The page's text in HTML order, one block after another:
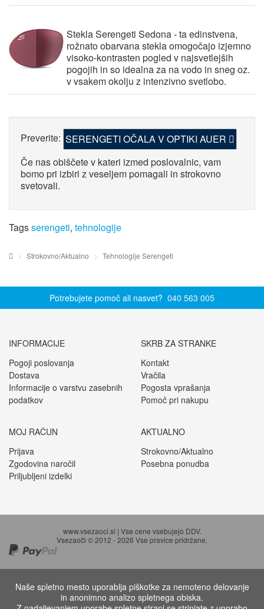
Stekla Serengeti Sedona- ta edinstvena,
rožnato obarvana stekla omogočajo izjemno
visoko-kontrasten pogled v najsvetlejših
pogojih in so idealna za na vodo in sneg oz.
v vsakem okolju z intenzivno svetlobo.
Preverite: SERENGETI OČALA V OPTIKI AUER
Če nas obiščete v kateri izmed poslovalnic, vam
bomo pri izbiri z veseljem pomagali in strokovno
svetovali.
Tagsserengeti, tehnologije
Strokovno/Aktualno Tehnologije Serengeti
Potrebujete pomoč ali nasvet? 040 563 005
INFORMACIJE
Pogoji poslovanja
Dostava
Informacije o varstvu zasebnih
podatkov
SKRB ZA STRANKE
Kontakt
Vračila
Pogosta vprašanja
Pomoč pri nakupu
MOJ RAČUN
Prijava
Zgodovina naročil
Priljubljeni izdelki
AKTUALNO
Strokovno/Aktualno
Posebna ponudba
www.vsezaoci.si | Vse cene vsebujejo DDV.
Vsezaoči © 2012 - 2026 Vse pravice pridržane.
Naše spletno mesto uporablja piškotke za nemoteno delovanje
in anonimno analizo spletnega obiska.